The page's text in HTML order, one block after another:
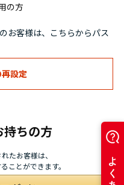
の方
お客様は、こちらからパス
ちの方
たお客様は、
ことができます。